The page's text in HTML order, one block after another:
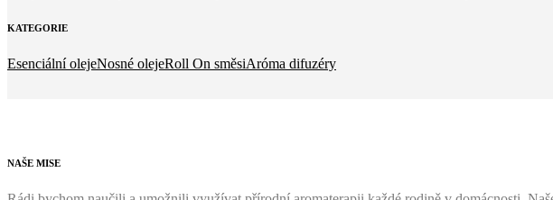
KATEGORIE
Esenciální olejeNosné olejeRoll On směsiAróma difuzéry
NAŠE MISE